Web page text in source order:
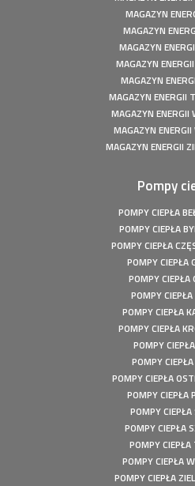
Fotowoltaika z magazynem
fotowoltaiczna o mocy: 6,1
Fotowoltaika z magazynem
Instalacja fotowoltaiczna o
Fotowoltaika Gorzów Śląski -
Fotowoltaika z magazynem
fotowoltaiczna o mocy: 7,77
fotowoltaiczna o mocy: 4,5
Fotowoltaika Wola
o mocy: 4,99 kWp
Fotowoltaika Aquapark Kalisz
Fotowoltaika Bełchatów -
Pompa ciepła Kępiny Wielkie -
Pompa ciepła Wola
Fotowoltaika Wiśniowa Góra -
Magazyn Energii Ródka - Sofar
Magazyn Energii
Fotowoltaika Zajazd Ostoja -
MAGAZYN
MAGAZYN
MAGAZYN
MAGAZYN
MAGAZYN
MAGAZYN ENERGII
MAGAZYN ENERGII
MAGAZYN
MAGAZYN ENERGII
Pompy
POMPY CIEPŁA
POMPY CIEPŁA
POMPY CIEPŁA
POMPY CIEPŁA
POMPY CIEPŁA
POMPY
POMPY CIEPŁA
POMPY CIEPŁA
POMPY
POMPY
POMPY CIEPŁA
POMPY CIEPŁA
POMPY
POMPY CIEPŁA
POMPY
POMPY CIEPŁA
POMPY CIEPŁA